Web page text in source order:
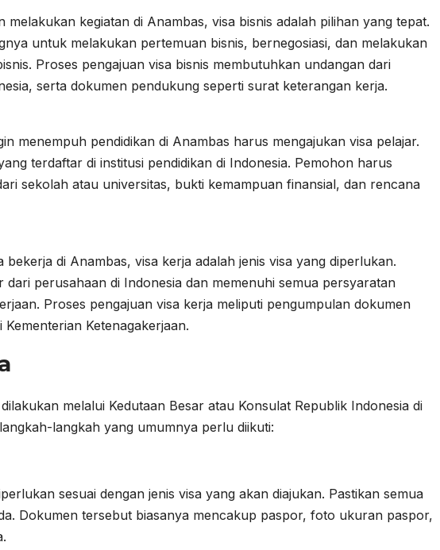
melakukan kegiatan di Anambas, visa bisnis adalah pilihan yang tepat.
untuk melakukan pertemuan bisnis, bernegosiasi, dan melakukan
Proses pengajuan visa bisnis membutuhkan undangan dari
serta dokumen pendukung seperti surat keterangan kerja.
menempuh pendidikan di Anambas harus mengajukan visa pelajar.
terdaftar di institusi pendidikan di Indonesia. Pemohon harus
sekolah atau universitas, bukti kemampuan finansial, dan rencana
di Anambas, visa kerja adalah jenis visa yang diperlukan.
perusahaan di Indonesia dan memenuhi semua persyaratan
Proses pengajuan visa kerja meliputi pengumpulan dokumen
Ketenagakerjaan.
melalui Kedutaan Besar atau Konsulat Republik Indonesia di
langkah yang umumnya perlu diikuti:
sesuai dengan jenis visa yang akan diajukan. Pastikan semua
Dokumen tersebut biasanya mencakup paspor, foto ukuran paspor,